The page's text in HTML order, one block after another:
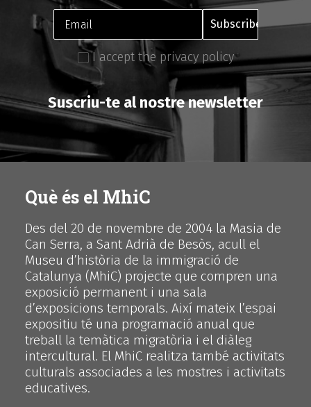
I accept the privacy policy
Suscriu-te al nostre newsletter
Què és el MhiC
Des del 20 de novembre de 2004 la Masia de
Can Serra, a Sant Adrià de Besòs, acull el
Museu d’història de la immigració de
Catalunya (MhiC) projecte que compren una
exposició permanent i una sala
d’exposicions temporals. Així mateix l’espai
expositiu té una programació anual que
treball la temàtica migratòria i el diàleg
intercultural. El MhiC realitza també activitats
culturals associades a les mostres i activitats
educatives.